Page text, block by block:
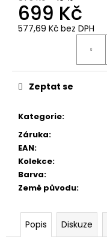
699 Kč
577,69 Kč bez DPH
Kategorie:
Záruka:
EAN:
Kolekce:
Barva:
Země původu:
Zeptat se
Popis Diskuze
ZELENÉ
1
623
Kč